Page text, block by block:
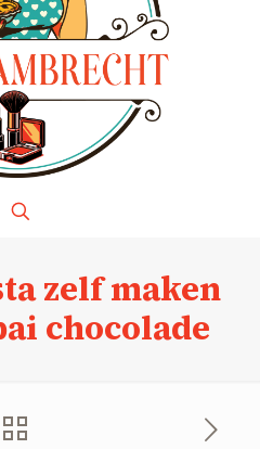
zelf maken
chocolade